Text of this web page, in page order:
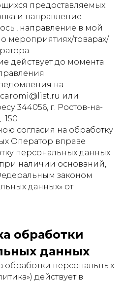
предоставляемых
и направление
направление в мой
мероприятиях/товарах/
действует до момента
на
или
344056, г. Ростов-на-
150
согласия на обработку
Оператор вправе
персональных данных
наличии оснований,
законом
данных» от
обработки
данных
обработки персональных
действует в